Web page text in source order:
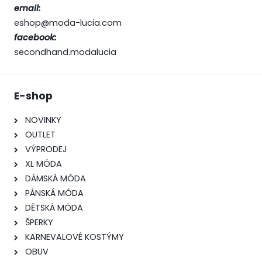
email:
eshop@moda-lucia.com
facebook:
secondhand.modalucia
E-shop
NOVINKY
OUTLET
VÝPRODEJ
XL MÓDA
DÁMSKÁ MÓDA
PÁNSKÁ MÓDA
DĚTSKÁ MÓDA
ŠPERKY
KARNEVALOVÉ KOSTÝMY
OBUV